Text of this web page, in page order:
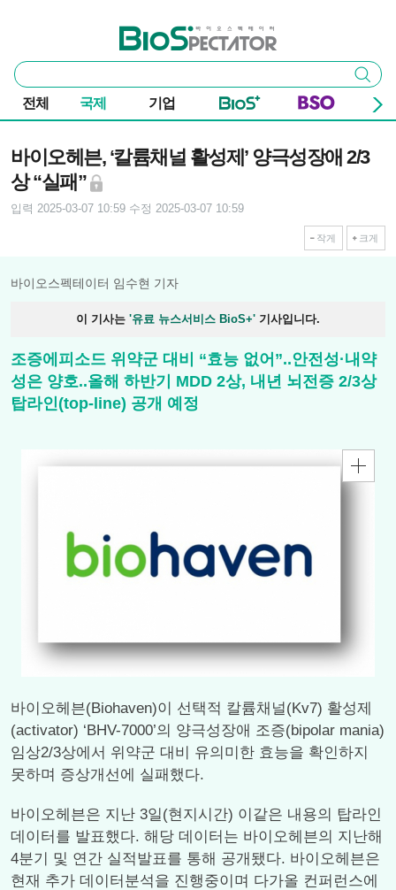
바이오스펙테이터
통
합
검
색
검색
전체 국제 기업
바이오헤븐, ‘칼륨채널 활성제’ 양극성장애 2/3
상 “실패”
입력 2025-03-07 10:59 수정 2025-03-07 10:59
작게 크게
바이오스펙테이터 임수현 기자
이 기사는 '유료 뉴스서비스 BioS+' 기사입니다.
조증에피소드 위약군 대비 “효능 없어”..안전성·내약
성은 양호..올해 하반기 MDD 2상, 내년 뇌전증 2/3상
탑라인(top-line) 공개 예정
바이오헤븐(Biohaven)이 선택적 칼륨채널(Kv7) 활성제
(activator) ‘BHV-7000’의 양극성장애 조증(bipolar mania)
임상2/3상에서 위약군 대비 유의미한 효능을 확인하지
못하며 증상개선에 실패했다.
바이오헤븐은 지난 3일(현지시간) 이같은 내용의 탑라인
데이터를 발표했다. 해당 데이터는 바이오헤븐의 지난해
4분기 및 연간 실적발표를 통해 공개됐다. 바이오헤븐은
현재 추가 데이터분석을 진행중이며 다가올 컨퍼런스에